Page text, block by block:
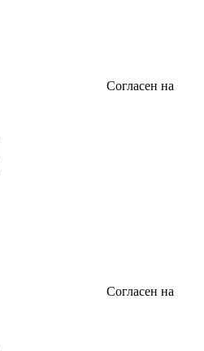
Согласен на
Согласен на